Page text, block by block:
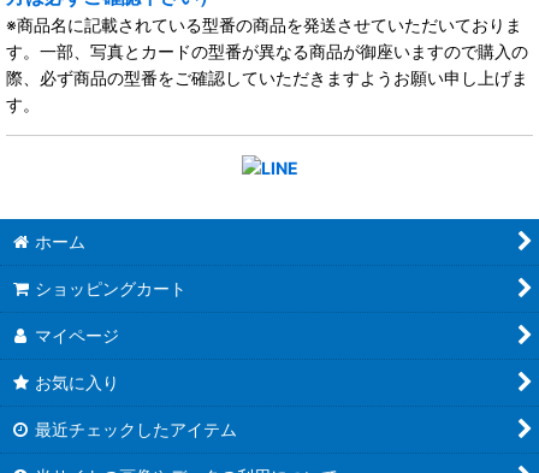
※商品名に記載されている型番の商品を発送させていただいておりま
す。一部、写真とカードの型番が異なる商品が御座いますので購入の
際、必ず商品の型番をご確認していただきますようお願い申し上げま
す。
ホーム
ショッピングカート
マイページ
お気に入り
最近チェックしたアイテム